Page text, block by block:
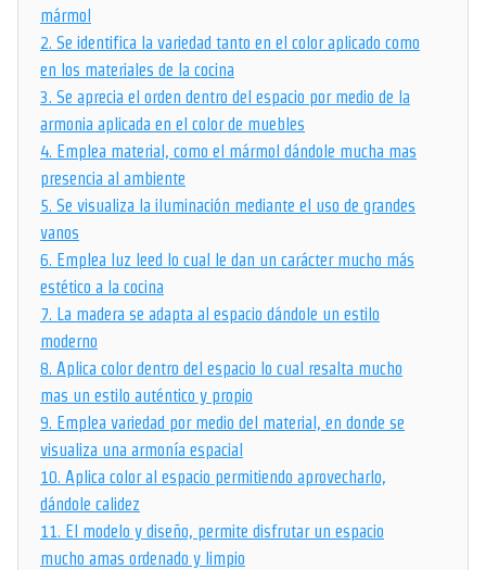
mármol
2. Se identifica la variedad tanto en el color aplicado como
en los materiales de la cocina
3. Se aprecia el orden dentro del espacio por medio de la
armonia aplicada en el color de muebles
4. Emplea material, como el mármol dándole mucha mas
presencia al ambiente
5. Se visualiza la iluminación mediante el uso de grandes
vanos
6. Emplea luz leed lo cual le dan un carácter mucho más
estético a la cocina
7.
La madera se adapta al espacio dándole un estilo
moderno
8. Aplica color dentro del espacio lo cual resalta mucho
mas un estilo auténtico y propio
9. Emplea variedad por medio del material, en donde se
visualiza una armonía espacial
10. Aplica color al espacio permitiendo aprovecharlo,
dándole calidez
11. El modelo y diseño, permite disfrutar un espacio
mucho amas ordenado y limpio